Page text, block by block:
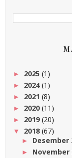
► 2025 (1)
► 2024(1)
► 2021 (8)
► 2020 (11)
► 2019(20)
▼ 2018 (67)
► Desember
► November